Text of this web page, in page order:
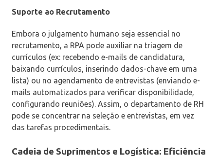
Suporte ao Recrutamento
Embora o julgamento humano seja essencial no
recrutamento, a RPA pode auxiliar na triagem de
currículos (ex: recebendo e-mails de candidatura,
baixando currículos, inserindo dados-chave em uma
lista) ou no agendamento de entrevistas (enviando e-
mails automatizados para verificar disponibilidade,
configurando reuniões). Assim, o departamento de RH
pode se concentrar na seleção e entrevistas, em vez
das tarefas procedimentais.
Cadeia de Suprimentos e Logística: Eficiência